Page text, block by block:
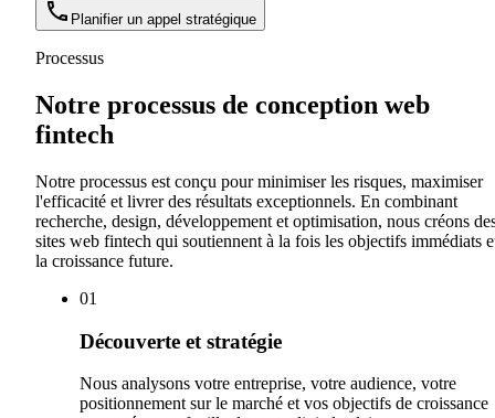
Planifier un appel stratégique
Processus
Notre processus de conception web
fintech
Notre processus est conçu pour minimiser les risques, maximiser
l'efficacité et livrer des résultats exceptionnels. En combinant
recherche, design, développement et optimisation, nous créons
sites web fintech qui soutiennent à la fois les objectifs immédiats
la croissance future.
01
Découverte et stratégie
Nous analysons votre entreprise, votre audience, votre
positionnement sur le marché et vos objectifs de croissance